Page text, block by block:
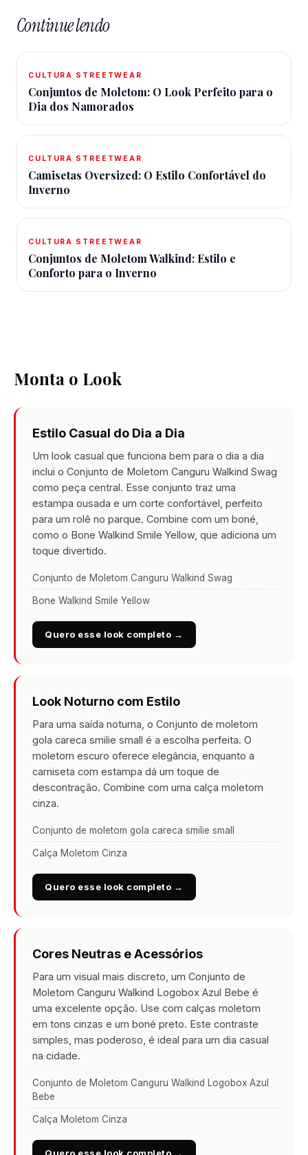
Continue lendo
CULTURA STREETWEAR
Conjuntos de Moletom: O Look Perfeito para o
Dia dos Namorados
CULTURA STREETWEAR
Camisetas Oversized: O Estilo Confortável do
Inverno
CULTURA STREETWEAR
Conjuntos de Moletom Walkind: Estilo e
Conforto para o Inverno
Monta o Look
Estilo Casual do Dia a Dia
Um look casual que funciona bem para o dia a dia
inclui o Conjunto de Moletom Canguru Walkind Swag
como peça central. Esse conjunto traz uma
estampa ousada e um corte confortável, perfeito
para um rolê no parque. Combine com um boné,
como o Bone Walkind Smile Yellow, que adiciona um
toque divertido.
Conjunto de Moletom Canguru Walkind Swag
Bone Walkind Smile Yellow
Quero esse look completo →
Look Noturno com Estilo
Para uma saída noturna, o Conjunto de moletom
gola careca smilie small é a escolha perfeita. O
moletom escuro oferece elegância, enquanto a
camiseta com estampa dá um toque de
descontração. Combine com uma calça moletom
cinza.
Conjunto de moletom gola careca smilie small
Calça Moletom Cinza
Quero esse look completo →
Cores Neutras e Acessórios
Para um visual mais discreto, um Conjunto de
Moletom Canguru Walkind Logobox Azul Bebe é
uma excelente opção. Use com calças moletom
em tons cinzas e um boné preto. Este contraste
simples, mas poderoso, é ideal para um dia casual
na cidade.
Conjunto de Moletom Canguru Walkind Logobox Azul
Bebe
Calça Moletom Cinza
Quero esse look completo →